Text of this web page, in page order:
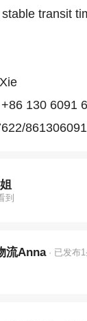
transit
130 6091
到
流Anna · 已发布